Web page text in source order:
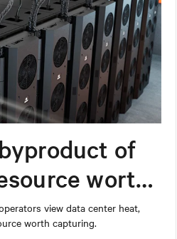
of
worth
view data center heat,
worth capturing.